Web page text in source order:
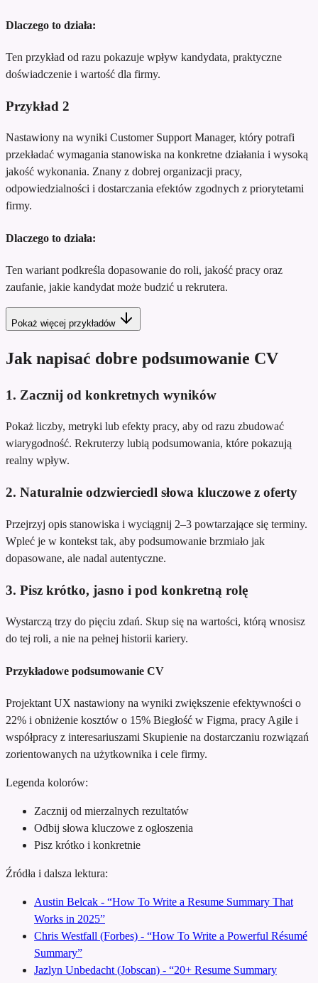
Dlaczego to działa:
Ten przykład od razu pokazuje wpływ kandydata, praktyczne
doświadczenie i wartość dla firmy.
Przykład 2
Nastawiony na wyniki Customer Support Manager, który potrafi
przekładać wymagania stanowiska na konkretne działania i wysoką
jakość wykonania. Znany z dobrej organizacji pracy,
odpowiedzialności i dostarczania efektów zgodnych z priorytetami
firmy.
Dlaczego to działa:
Ten wariant podkreśla dopasowanie do roli, jakość pracy oraz
zaufanie, jakie kandydat może budzić u rekrutera.
Pokaż więcej przykładów
Jak napisać dobre podsumowanie CV
1. Zacznij od konkretnych wyników
Pokaż liczby, metryki lub efekty pracy, aby od razu zbudować
wiarygodność. Rekruterzy lubią podsumowania, które pokazują
realny wpływ.
2. Naturalnie odzwierciedl słowa kluczowe z oferty
Przejrzyj opis stanowiska i wyciągnij 2–3 powtarzające się terminy.
Wpleć je w kontekst tak, aby podsumowanie brzmiało jak
dopasowane, ale nadal autentyczne.
3. Pisz krótko, jasno i pod konkretną rolę
Wystarczą trzy do pięciu zdań. Skup się na wartości, którą wnosisz
do tej roli, a nie na pełnej historii kariery.
Przykładowe podsumowanie CV
Projektant UX nastawiony na wyniki zwiększenie efektywności o
22% i obniżenie kosztów o 15% Biegłość w Figma, pracy Agile i
współpracy z interesariuszami Skupienie na dostarczaniu rozwiązań
zorientowanych na użytkownika i cele firmy.
Legenda kolorów:
Zacznij od mierzalnych rezultatów
Odbij słowa kluczowe z ogłoszenia
Pisz krótko i konkretnie
Źródła i dalsza lektura:
Austin Belcak - “How To Write a Resume Summary That
Works in 2025”
Chris Westfall (Forbes) - “How To Write a Powerful Résumé
Summary”
Jazlyn Unbedacht (Jobscan) - “20+ Resume Summary